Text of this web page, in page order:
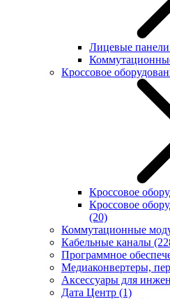
Лицевые панели
Кроссовое
Кроссовое
Кроссовое
(20)
Коммутационные
Кабельные каналы
Программное
Медиаконвертеры,
Аксессуары для
Дата Центр (1)